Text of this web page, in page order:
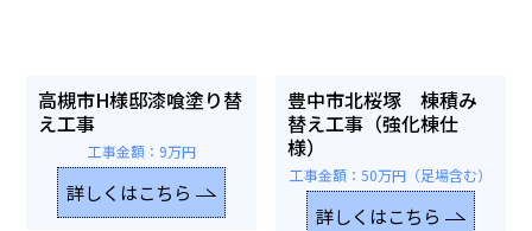
高槻市H様邸漆喰塗り替
え工事
工事金額：9万円
詳しくはこちら
豊中市北桜塚 棟積み
替え工事（強化棟仕
様）
工事金額：50万円（足場含む）
詳しくはこちら